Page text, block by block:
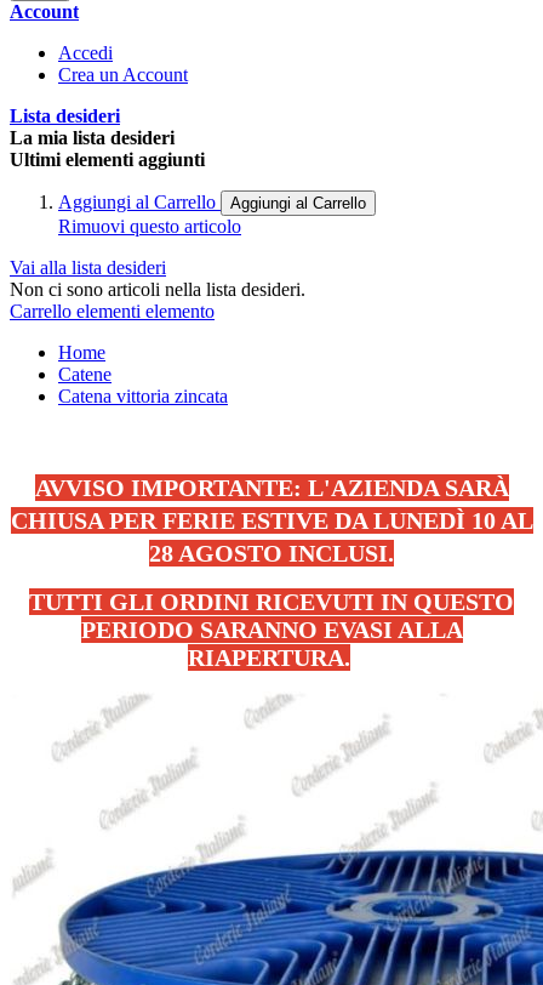
Account
Accedi
Crea un Account
Lista desideri
La mia lista desideri
Ultimi elementi aggiunti
Aggiungi al Carrello Aggiungi al Carrello
Rimuovi questo articolo
Vai alla lista desideri
Non ci sono articoli nella lista desideri.
Carrello elementi elemento
Home
Catene
Catena vittoria zincata
AVVISO IMPORTANTE: L'AZIENDA SARÀ
CHIUSA PER FERIE ESTIVE DA LUNEDÌ 10 AL
28 AGOSTO INCLUSI.
TUTTI GLI ORDINI RICEVUTI IN QUESTO
PERIODO SARANNO EVASI ALLA
RIAPERTURA.